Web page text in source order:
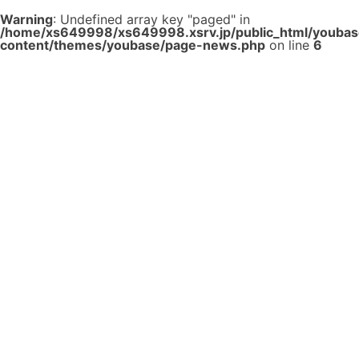
Warning: Undefined array key "paged" in
/home/xs649998/xs649998.xsrv.jp/public_html/
content/themes/youbase/page-news.php on line 6